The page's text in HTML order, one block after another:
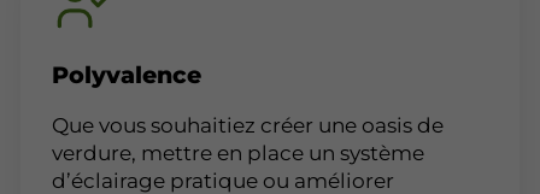
Polyvalence
Que vous souhaitiez créer une oasis de
verdure, mettre en place un système
d’éclairage pratique ou améliorer